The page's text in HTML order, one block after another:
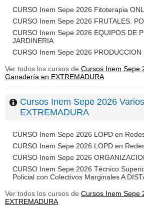
CURSO Inem Sepe 2026 Fitoterapia
CURSO Inem Sepe 2026 FRUTALES.
CURSO Inem Sepe 2026 EQUIPOS DE
JARDINERIA
CURSO Inem Sepe 2026 PRODUCCION
Ver todos los cursos de Cursos Inem Sepe
Ganadería en EXTREMADURA
Cursos Inem Sepe 2026
EXTREMADURA
CURSO Inem Sepe 2026 LOPD en
CURSO Inem Sepe 2026 LOPD en
CURSO Inem Sepe 2026
CURSO Inem Sepe 2026 Técnico
Policial con Colectivos Marginales A
Ver todos los cursos de Cursos Inem Sepe
EXTREMADURA